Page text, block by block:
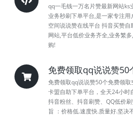
qq一毛钱一万名片赞最新网站ks
业务秒刷下单平台,是一家专注
空间说说赞在线平台 抖音买赞
网站,平台低价业务齐全,业务繁
购!
免费领取qq说说赞50
免费领取qq说说赞50个免费领
卡盟自助下单平台，全天24小时
抖音粉丝、抖音刷赞、QQ低价
旨 ：价格低.速度快.质量好.坚决